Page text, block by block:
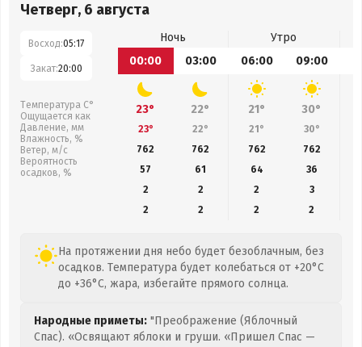
Четверг, 6 августа
Восход:05:17
Закат:20:00
Температура С°
Ощущается как
Давление, мм
Влажность, %
Ветер, м/с
Вероятность
осадков, %
Ночь
Утро
00:00
03:00 06:00 09:00
23° 22° 21° 30°
23° 22° 21° 30°
762
762 762 762
57
61 64 36
2
2 2
3
2
2 2 2
На протяжении дня небо будет безоблачным, без
осадков. Температура будет колебаться от +20°C
до +36°C, жара, избегайте прямого солнца.
Народные приметы: "Преображение (Яблочный
Спас). «Освящают яблоки и груши. «Пришел Спас —